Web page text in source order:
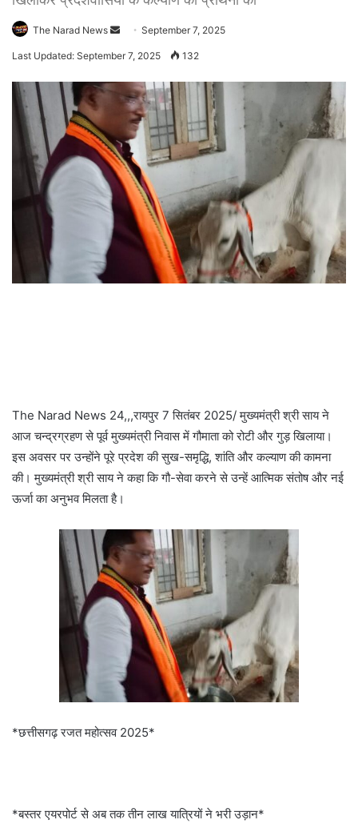
The Narad News
Send September 7, 2025
Last Updated: September 7, 2025 132
The Narad News 24,,,रायपुर 7 सितंबर 2025/ मुख्यमंत्री श्री साय ने
आज चन्द्रग्रहण से पूर्व मुख्यमंत्री निवास में गौमाता को रोटी और गुड़ खिलाया।
इस अवसर पर उन्होंने पूरे प्रदेश की सुख-समृद्धि, शांति और कल्याण की कामना
की। मुख्यमंत्री श्री साय ने कहा कि गौ-सेवा करने से उन्हें आत्मिक संतोष और नई
ऊर्जा का अनुभव मिलता है।
*छत्तीसगढ़ रजत महोत्सव 2025*
*बस्तर एयरपोर्ट से अब तक तीन लाख यात्रियों ने भरी उड़ान*